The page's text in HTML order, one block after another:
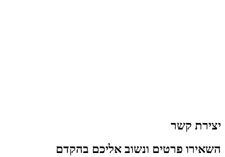
יצירת קשר
השאירו פרטים ונשוב אליכם בהקדם